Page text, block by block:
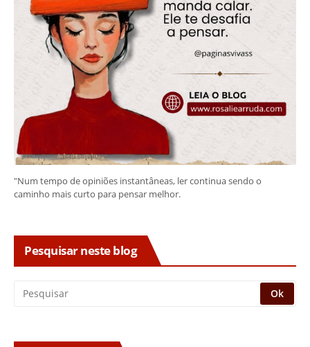
"Num tempo de opiniões instantâneas, ler continua sendo o
caminho mais curto para pensar melhor.
Pesquisar neste blog